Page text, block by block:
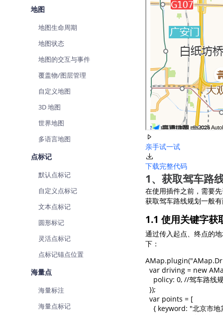
地图
地图生命周期
地图状态
地图的交互与事件
覆盖物/图层管理
自定义地图
3D 地图
世界地图
多语言地图
点标记
默认点标记
自定义点标记
文本点标记
圆形标记
灵活点标记
点标记锚点位置
海量点
海量标注
海量点标记
亲手试一试
下载完整代码
1、获取驾车路
在使用插件之前，需要
获取驾车路线规划一般
1.1 使用关键字获
通过传入起点、终点的
下：
var driving = new
policy: 0, //驾车路
  });
  var points = [
{ keyword: "北京市地